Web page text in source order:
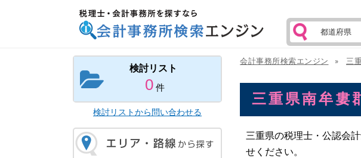
エンジン
検討リスト
0 件
検討リストから問い合わせる
会計事務所検索エンジン 三
三重県南牟婁
三重県の税理士・公認会
せください。